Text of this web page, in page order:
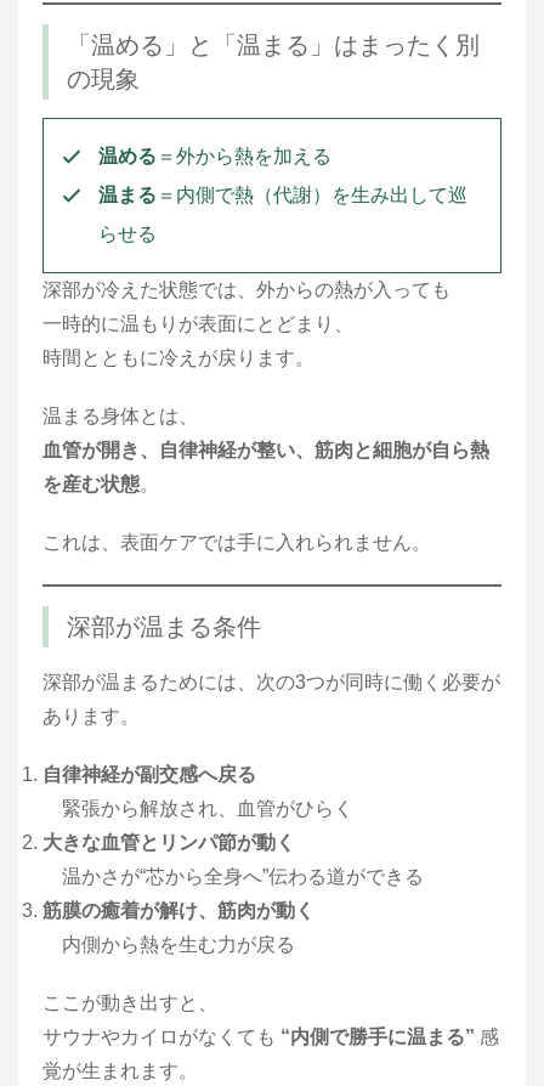
「温める」と「温まる」はまったく別
の現象
温める ＝外から熱を加える
温まる ＝内側で熱（代謝）を生み出して巡
らせる
深部が冷えた状態では、外からの熱が入っても
一時的に温もりが表面にとどまり、
時間とともに冷えが戻ります。
温まる身体とは、
血管が開き、自律神経が整い、筋肉と細胞が自ら熱
を産む状態。
これは、表面ケアでは手に入れられません。
深部が温まる条件
深部が温まるためには、次の3つが同時に働く必要が
あります。
自律神経が副交感へ戻る
緊張から解放され、血管がひらく
大きな血管とリンパ節が動く
温かさが“芯から全身へ”伝わる道ができる
筋膜の癒着が解け、筋肉が動く
内側から熱を生む力が戻る
ここが動き出すと、
サウナやカイロがなくても “内側で勝手に温まる” 感
覚が生まれます。